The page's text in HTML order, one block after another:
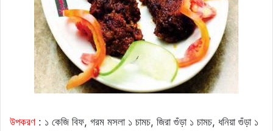
উপকরণ : ১ কেজি বিফ, গরম মসলা ১ চামচ, জিরা গুঁড়া ১ চামচ, ধনিয়া গুঁড়া ১